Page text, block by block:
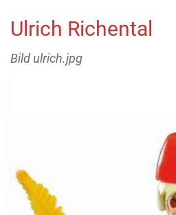
Ulrich Richental
Bild ulrich.jpg